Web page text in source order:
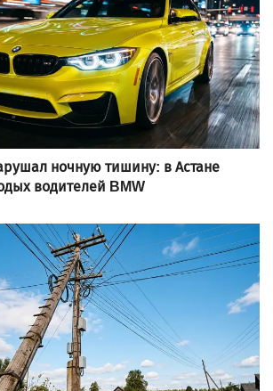
ночную тишину: в Астане
водителей BMW